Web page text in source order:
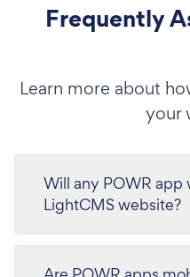
Frequently
Learn more about
your
Will any POWR app
LightCMS website?